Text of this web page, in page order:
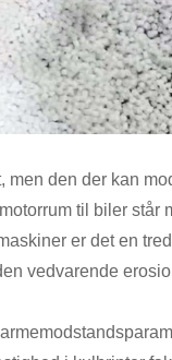
den der kan
til biler står
er det en
vedvarende